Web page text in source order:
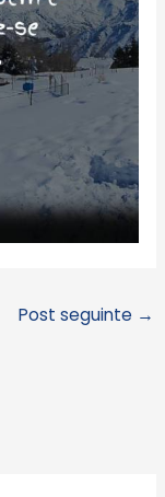
Post seguinte →